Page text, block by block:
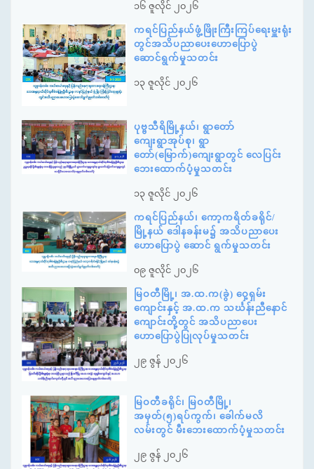
၁၆ ဇူလိုင် ၂၀၂၆
ကရင်ပြည်နယ်ဖွံ့ဖြိုးကြီးကြပ်ရေးမှူးရုံး
တွင်အသိပညာပေးဟောပြောပွဲ
ဆောင်ရွက်မှုသတင်း
၁၃ ဇူလိုင် ၂၀၂၆
ပုဗ္ဗသီရိမြို့နယ်၊ ရွာတော်
ကျေးရွာအုပ်စု၊ ရွာ
တော်(မြောက်)ကျေးရွာတွင် လေပြင်း
ဘေးထောက်ပံ့မှုသတင်း
၁၃ ဇူလိုင် ၂၀၂၆
ကရင်ပြည်နယ်၊ ကော့ကရိတ်ခရိုင်/
မြို့နယ် ဒေါနခန်းမ၌ အသိပညာပေး
ဟောပြောပွဲ ဆောင် ရွက်မှုသတင်း
၀၉ ဇူလိုင် ၂၀၂၆
မြဝတီမြို့၊ အ.ထ.က(ခွဲ) ဝှေ့ရှမ်း
ကျောင်းနှင့် အ.ထ.က သင်္ဃန်းညီနောင်
ကျောင်းတို့တွင် အသိပညာပေး
ဟောပြောပွဲပြုလုပ်မှုသတင်း
၂၉ ဇွန် ၂၀၂၆
မြဝတီခရိုင်၊ မြဝတီမြို့၊
အမှတ်(၅)ရပ်ကွက်၊ ခေါက်မလိ
လမ်းတွင် မီးဘေးထောက်ပံ့မှုသတင်း
၂၉ ဇွန် ၂၀၂၆